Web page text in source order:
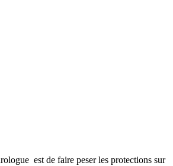
est de faire peser les protections sur